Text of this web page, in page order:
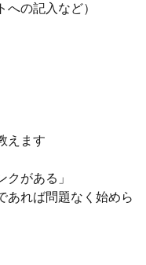
の記入など）
えます
クがある」
あれば問題なく始めら